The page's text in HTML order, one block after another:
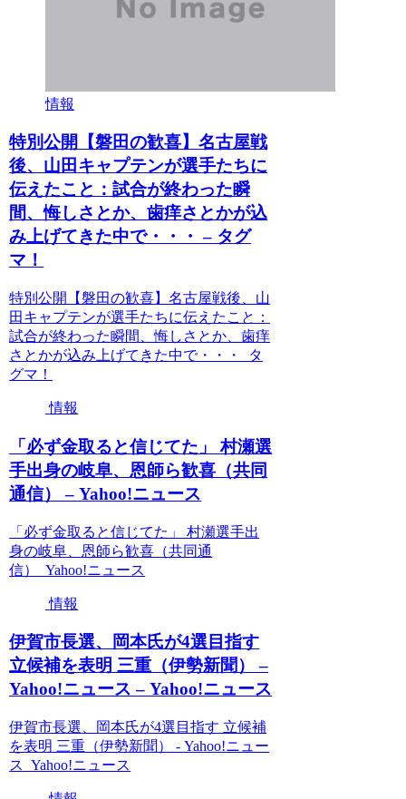
情報
特別公開【磐田の歓喜】名古屋戦
後、山田キャプテンが選手たちに
伝えたこと：試合が終わった瞬
間、悔しさとか、歯痒さとかが込
み上げてきた中で・・・ – タグ
マ！
特別公開【磐田の歓喜】名古屋戦後、山
田キャプテンが選手たちに伝えたこと：
試合が終わった瞬間、悔しさとか、歯痒
さとかが込み上げてきた中で・・・ タ
グマ！
情報
「必ず金取ると信じてた」 村瀬選
手出身の岐阜、恩師ら歓喜（共同
通信） – Yahoo!ニュース
「必ず金取ると信じてた」 村瀬選手出
身の岐阜、恩師ら歓喜（共同通
信） Yahoo!ニュース
情報
伊賀市長選、岡本氏が4選目指す
立候補を表明 三重（伊勢新聞） –
Yahoo!ニュース – Yahoo!ニュース
伊賀市長選、岡本氏が4選目指す 立候補
を表明 三重（伊勢新聞） - Yahoo!ニュー
ス Yahoo!ニュース